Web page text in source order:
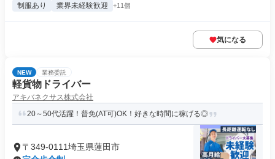
制服あり 業界未経験歓迎 +11個
気になる
NEW 業務委託
軽貨物ドライバー
アキバネクサス株式会社
20～50代活躍！普免(AT可)OK！好きな時間に稼げる◎
〒349-0111埼玉県蓮田市